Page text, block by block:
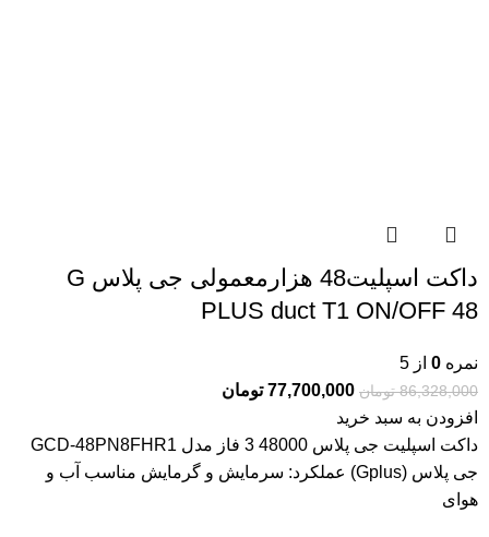
داکت اسپلیت48 هزارمعمولی جی پلاس G
PLUS duct T1 ON/OFF 48
نمره 0 از 5
86,328,000 تومان 77,700,000 تومان
افزودن به سبد خرید
داکت اسپلیت جی پلاس 48000 3 فاز مدل GCD-48PN8FHR1
جی پلاس (Gplus) عملکرد: سرمایش و گرمایش مناسب آب و
هوای